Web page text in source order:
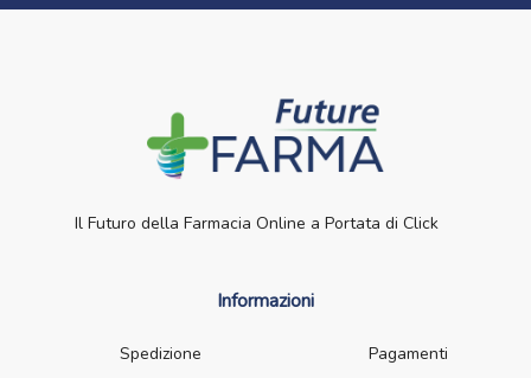
Il Futuro della Farmacia Online a Portata di Click
Informazioni
Spedizione
Pagamenti